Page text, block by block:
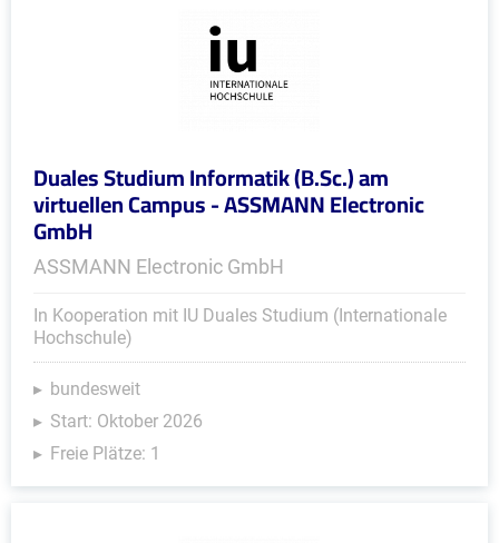
Duales Studium Informatik (B.Sc.) am
virtuellen Campus - ASSMANN Electronic
GmbH
ASSMANN Electronic GmbH
In Kooperation mit IU Duales Studium (Internationale
Hochschule)
bundesweit
Start: Oktober 2026
Freie Plätze: 1